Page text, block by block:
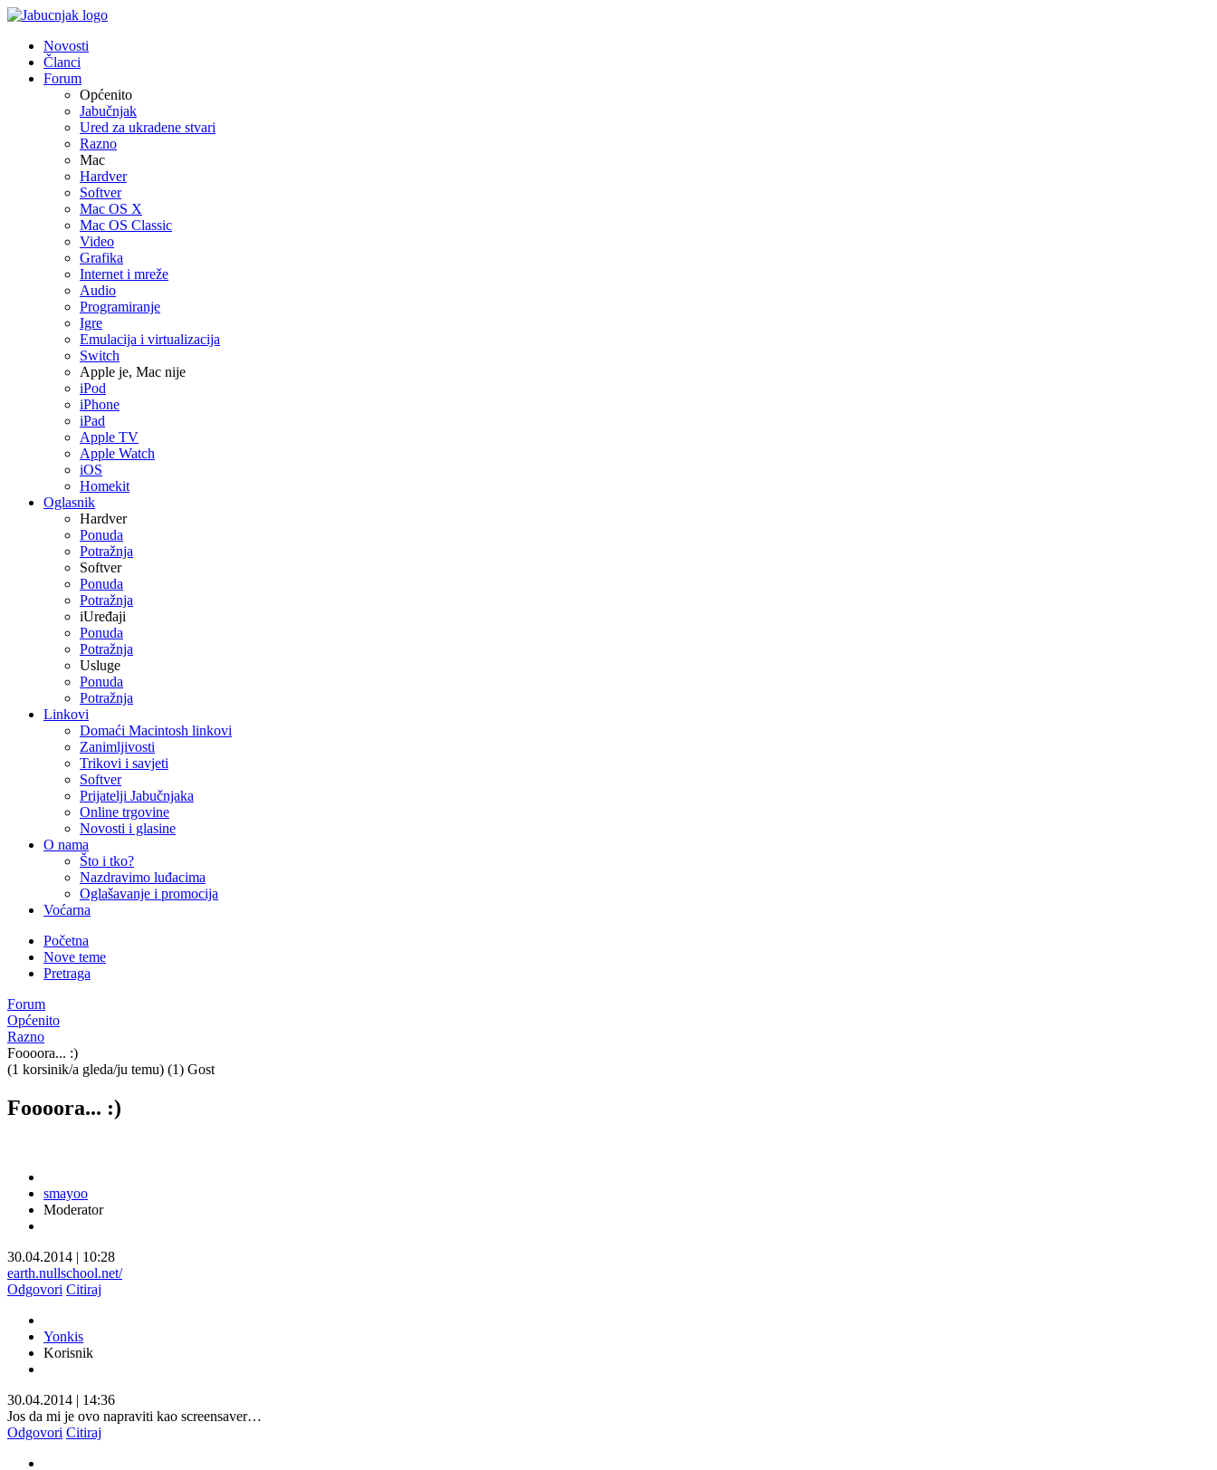
Novosti
Članci
Forum
Općenito
Jabučnjak
Ured za ukradene stvari
Razno
Mac
Hardver
Softver
Mac OS X
Mac OS Classic
Video
Grafika
Internet i mreže
Audio
Programiranje
Igre
Emulacija i virtualizacija
Switch
Apple je, Mac nije
iPod
iPhone
iPad
Apple TV
Apple Watch
iOS
Homekit
Oglasnik
Hardver
Ponuda
Potražnja
Softver
Ponuda
Potražnja
iUređaji
Ponuda
Potražnja
Usluge
Ponuda
Potražnja
Linkovi
Domaći Macintosh linkovi
Zanimljivosti
Trikovi i savjeti
Softver
Prijatelji Jabučnjaka
Online trgovine
Novosti i glasine
O nama
Što i tko?
Nazdravimo luđacima
Oglašavanje i promocija
Voćarna
Početna
Nove teme
Pretraga
Forum
Općenito
Razno
Foooora... :)
(1 korsinik/a gleda/ju temu) (1) Gost
Foooora... :)
smayoo
Moderator
30.04.2014 | 10:28
earth.nullschool.net/
Odgovori Citiraj
Yonkis
Korisnik
30.04.2014 | 14:36
Jos da mi je ovo napraviti kao screensaver…
Odgovori Citiraj